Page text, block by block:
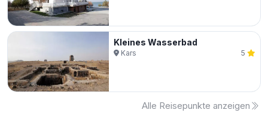
Kleines Wasserbad
Kars 5
Alle Reisepunkte anzeigen